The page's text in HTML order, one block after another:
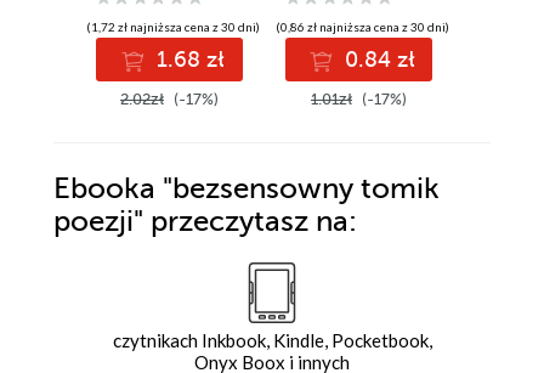
(1,72 zł najniższa cena z 30 dni)
1.68 zł
2.02zł (-17%)
(0,86 zł najniższa cena z 30 dni)
0.84 zł
1.01zł (-17%)
Ebooka "bezsensowny tomik
poezji" przeczytasz na:
czytnikach Inkbook, Kindle, Pocketbook,
Onyx Boox i innych